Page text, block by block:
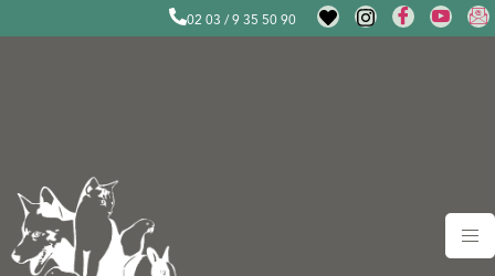
02 03 / 9 35 50 90